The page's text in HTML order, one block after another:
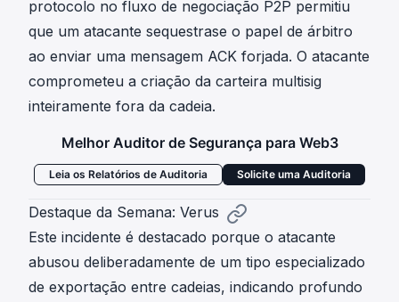
protocolo no fluxo de negociação P2P permitiu
que um atacante sequestrase o papel de árbitro
ao enviar uma mensagem ACK forjada. O atacante
comprometeu a criação da carteira multisig
inteiramente fora da cadeia.
Melhor Auditor de Segurança para Web3
Leia os Relatórios de Auditoria Solicite uma Auditoria
Destaque da Semana: Verus
Este incidente é destacado porque o atacante
abusou deliberadamente de um tipo especializado
de exportação entre cadeias, indicando profundo